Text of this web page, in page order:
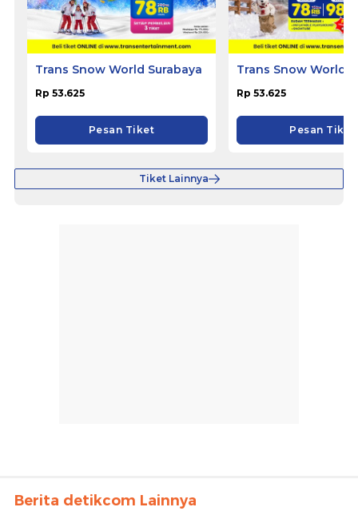
Trans Snow World Surabaya
Rp 53.625
Pesan Tiket
Trans Snow World
Rp 53.625
Pesan Tiket
Tiket Lainnya
Berita detikcom Lainnya